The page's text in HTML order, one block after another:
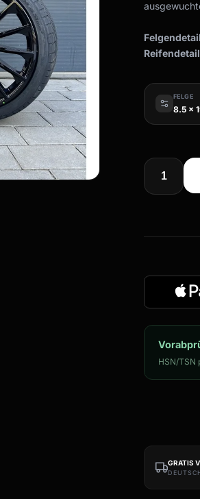
FELGE
8.5 x
HSN/TSN
GRATIS